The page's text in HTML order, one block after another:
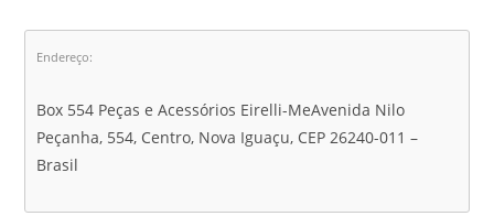
Endereço:
Box 554 Peças e Acessórios Eirelli-MeAvenida Nilo
Peçanha, 554, Centro, Nova Iguaçu, CEP 26240-011 –
Brasil